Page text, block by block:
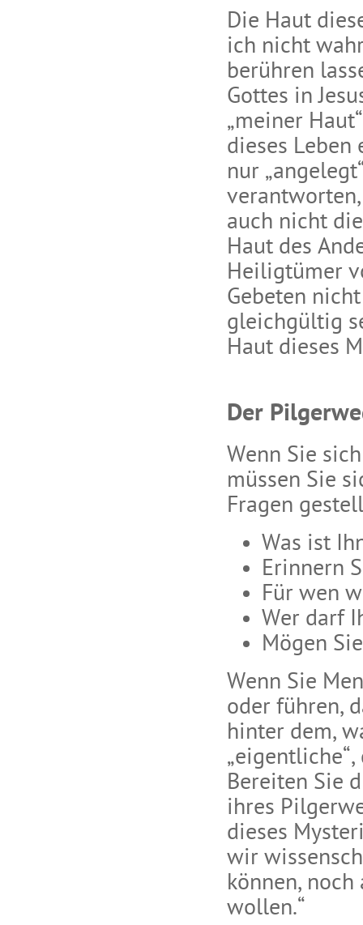
Die Haut
ich nicht
berühren
Gottes in
„meiner
dieses
nur
auch nicht
Haut des
Heiligtümer
Gebeten
gleichgültig
Haut dieses
Der
Wenn Sie
müssen Sie
Fragen
Was ist
Erinnern
Für wen
Wer darf
Mögen
Wenn Sie
oder führen,
hinter dem,
Bereiten Sie
ihres
dieses
wir
können,
wollen.“